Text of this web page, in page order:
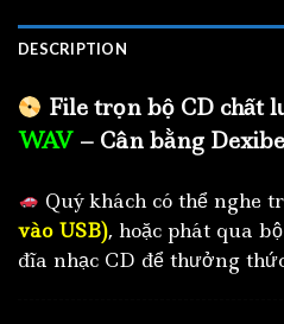
DESCRIPTION
File trọn bộ CD chất
WAV – Cân bằng
Quý khách có thể nghe
vào USB), hoặc phát qua
đĩa nhạc CD để thưởng